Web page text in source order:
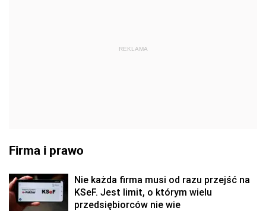
REKLAMA
Firma i prawo
Nie każda firma musi od razu przejść na
KSeF. Jest limit, o którym wielu
przedsiębiorców nie wie